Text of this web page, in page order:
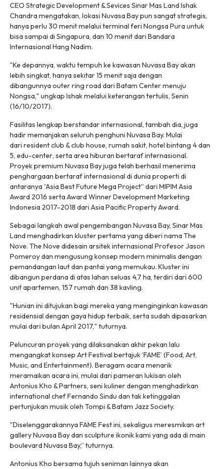
CEO Strategic Development & Sevices Sinar Mas Land Ishak
Chandra mengatakan, lokasi Nuvasa Bay pun sangat strategis,
hanya perlu 30 menit melalui terminal feri Nongsa Pura untuk
bisa sampai di Singapura, dan 10 menit dari Bandara
Internasional Hang Nadim.
"Ke depannya, waktu tempuh ke kawasan Nuvasa Bay akan
lebih singkat, hanya sekitar 15 menit saja dengan
dibangunnyaouter ring roaddari Batam Center menuju
Nongsa," ungkap Ishak melalui keterangan tertulis, Senin
(16/10/2017).
Fasilitas lengkap berstandar internasional, tambah dia, juga
hadir memanjakan seluruh penghuni Nuvasa Bay. Mulai
dari resident club & club house, rumah sakit, hotel bintang 4 dan
5, edu-center, serta area hiburan bertaraf internasional.
Proyek premium Nuvasa Bay juga telah berhasil menerima
penghargaan bertaraf internasional di dunia properti di
antaranya “Asia Best Future Mega Project” dari MIPIM Asia
Award 2016 serta Award Winner Development Marketing
Indonesia 2017-2018 dari Asia Pacific Property Award.
Sebagai langkah awal pengembangan Nuvasa Bay, Sinar Mas
Land menghadirkan kluster pertama yang diberi nama The
Nove. The Nove didesain arsitek internasional Profesor Jason
Pomeroy dan mengusung konsep modern minimalis dengan
pemandangan laut dan pantai yang memukau. Kluster ini
dibangun perdana di atas lahan seluas 4,7 ha, terdiri dari 600
unit apartemen, 157 rumah dan 38 kavling.
"Hunian ini ditujukan bagi mereka yang menginginkan kawasan
residensial dengan gaya hidup terbaik, serta sudah dipasarkan
mulai dari bulan April 2017," tuturnya.
Peluncuran proyek yang dilaksanakan akhir pekan lalu
mengangkat konsep Art Festival bertajuk ‘FAME’ (Food, Art,
Music, and Entertainment). Beragam acara menarik
meramaikan acara ini, mulai dari pameran lukisan oleh
Antonius Kho & Partners, seni kuliner dengan menghadirkan
international chef Fernando Sindu dan tak ketinggalan
pertunjukan musik oleh Tompi & Batam Jazz Society.
"Diselenggarakannya FAME Fest ini, sekaligus meresmikan art
gallery Nuvasa Bay dan sculpture ikonik kami yang ada di main
boulevardNuvasa Bay,” tuturnya.
Antonius Kho bersama tujuh seniman lainnya akan